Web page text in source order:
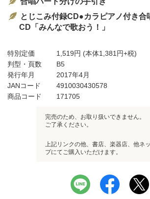
とじこみ付録CD●カラピアノ付き合
CD「みんなで歌おう！」
特別定価 1,519円 (本体1,381円+税)
判型・頁数
B5
発行年月
2017年4月
JANコード
4910030430578
商品コード
171705
完売のため、お取り扱いできません。
ご了承ください。
上記リンクの他、書店、楽器店、他ネ
プにてご購入いただけます。